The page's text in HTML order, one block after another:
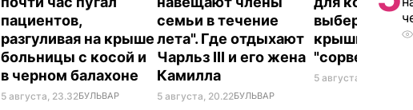
пациентов,
разгуливая на крыше
больницы с косой и
в черном балахоне
5 августа, 23.32БУЛЬВАР
семьи в течение
лета". Где отдыхают
Чарльз III и его жена
Камилла
5 августа, 20.22БУЛЬВАР
выберите ее
крышки на
"сорвет"
5 августа, 19.34